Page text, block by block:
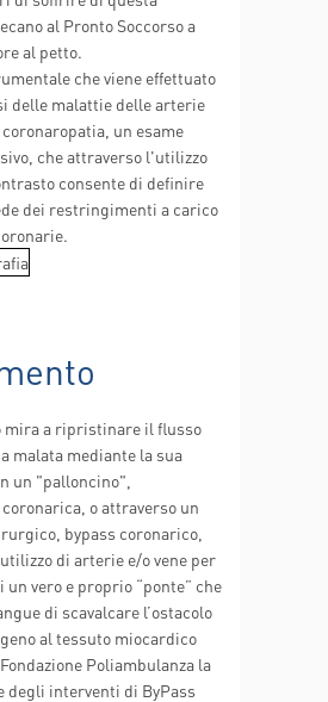
al Pronto Soccorso a
al petto.
che viene effettuato
delle malattie delle arterie
un esame
che attraverso l'utilizzo
consente di definire
dei restringimenti a carico
mira a ripristinare il flusso
malata mediante la sua
un "palloncino",
o attraverso un
bypass coronarico,
di arterie e/o vene per
un vero e proprio “ponte” che
di scavalcare l’ostacolo
al tessuto miocardico
Poliambulanza la
degli interventi di ByPass